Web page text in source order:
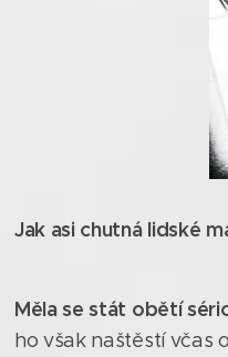
Jak asi chutná lidské
Měla se stát obětí
ho však naštěstí včas